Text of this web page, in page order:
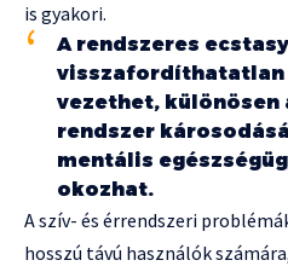
is gyakori.
A rendszeres
visszafordíthatatlan
vezethet, különösen
rendszer
mentális
okozhat.
A szív- és érrendszeri
hosszú távú használók